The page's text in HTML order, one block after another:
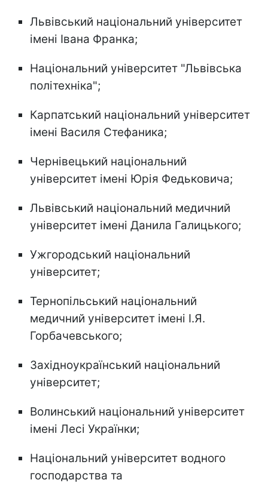
Львівський національний університет
імені Івана Франка;
Національний університет "Львівська
політехніка";
Карпатський національний університет
імені Василя Стефаника;
Чернівецький національний
університет імені Юрія Федьковича;
Львівський національний медичний
університет імені Данила Галицького;
Ужгородський національний
університет;
Тернопiльський національний
медичний університет iменi I.Я.
Горбачевського;
Західноукраїнський національний
університет;
Волинський національний університет
імені Лесі Українки;
Національний університет водного
господарства та